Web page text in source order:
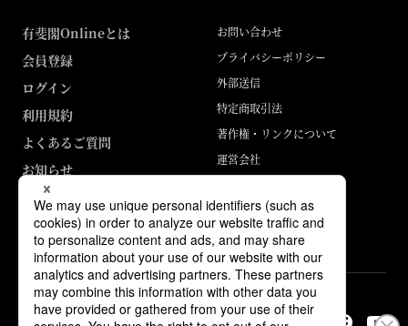
有斐閣Onlineとは
会員登録
ログイン
利用規約
よくあるご質問
お知らせ
お問い合わせ
プライバシーポリシー
外部送信
特定商取引法
著作権・リンクについて
運営会社